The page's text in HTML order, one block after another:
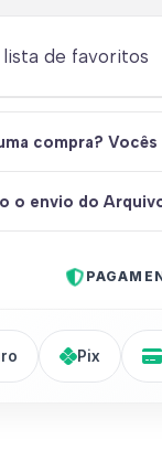
de favoritos
compra? Vocês
o envio do
Pix